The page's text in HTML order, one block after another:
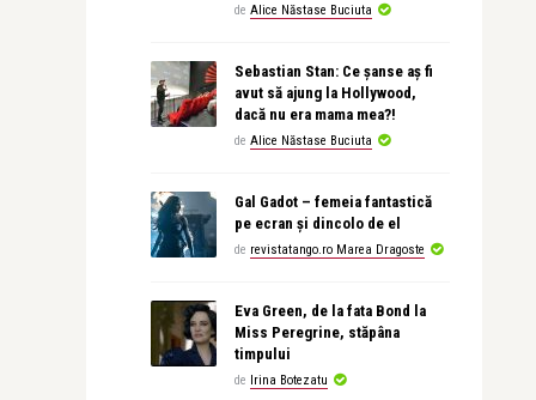
de Alice Năstase Buciuta
Sebastian Stan: Ce șanse aș fi
avut să ajung la Hollywood,
dacă nu era mama mea?!
de Alice Năstase Buciuta
Gal Gadot – femeia fantastică
pe ecran și dincolo de el
de revistatango.ro Marea Dragoste
Eva Green, de la fata Bond la
Miss Peregrine, stăpâna
timpului
de Irina Botezatu